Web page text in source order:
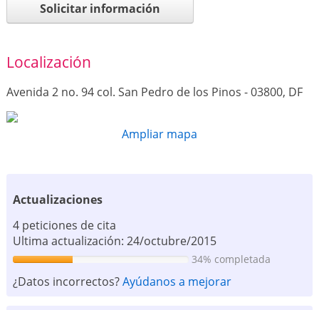
Solicitar información
Localización
Avenida 2 no. 94 col. San Pedro de los Pinos - 03800, DF
Ampliar mapa
Actualizaciones
4 peticiones de cita
Ultima actualización: 24/octubre/2015
34% completada
¿Datos incorrectos?Ayúdanos a mejorar